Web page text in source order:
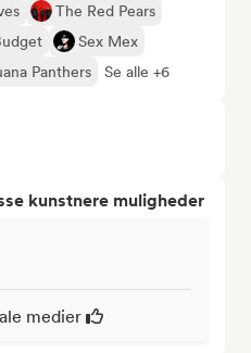
The Red Pears
Sex Mex
Panthers Se alle +6
kunstnere muligheder
medier